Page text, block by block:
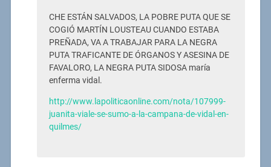
CHE ESTÁN SALVADOS, LA POBRE PUTA QUE SE
COGIÓ MARTÍN LOUSTEAU CUANDO ESTABA
PREÑADA, VA A TRABAJAR PARA LA NEGRA
PUTA TRAFICANTE DE ÓRGANOS Y ASESINA DE
FAVALORO, LA NEGRA PUTA SIDOSA maría
enferma vidal.
http://www.lapoliticaonline.com/nota/107999-
juanita-viale-se-sumo-a-la-campana-de-vidal-en-
quilmes/